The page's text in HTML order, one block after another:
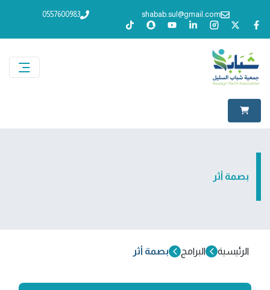
shabab.sul@gmail.com
0557600983
بصمة أثر
الرئيسية البرامج بصمة أثر